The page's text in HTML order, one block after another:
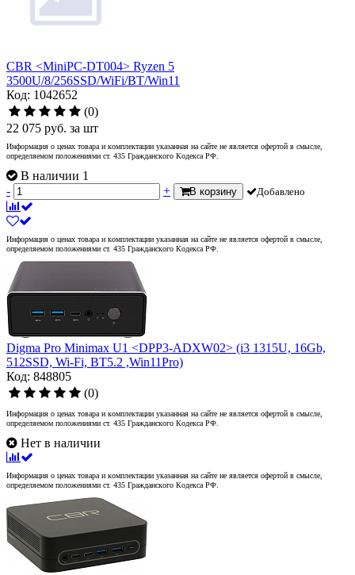
CBR <MiniPC-DT004> Ryzen 5
3500U/8/256SSD/WiFi/BT/Win11
Код: 1042652
(0)
22 075 руб. за шт
Информация о ценах товара и комплектации указанная на сайте не является офертой в смысле,
определяемом положениями ст. 435 Гражданского Кодекса РФ.
В наличии 1
-
+ В корзину Добавлено
Информация о ценах товара и комплектации указанная на сайте не является офертой в смысле,
определяемом положениями ст. 435 Гражданского Кодекса РФ.
Digma Pro Minimax U1 <DPP3-ADXW02> (i3 1315U, 16Gb,
512SSD, Wi-Fi, BT5.2 ,Win11Pro)
Код: 848805
(0)
Информация о ценах товара и комплектации указанная на сайте не является офертой в смысле,
определяемом положениями ст. 435 Гражданского Кодекса РФ.
Нет в наличии
Информация о ценах товара и комплектации указанная на сайте не является офертой в смысле,
определяемом положениями ст. 435 Гражданского Кодекса РФ.